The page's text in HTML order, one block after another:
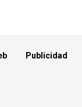
Publicidad